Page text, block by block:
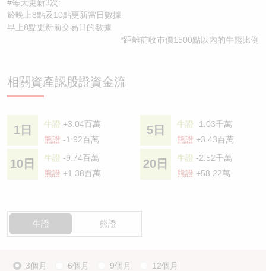
#每天更新3次:
於晚上8點及10點更新當日數據
早上8點更新前交易日的數據
*距離前收巿價1500點以內的牛熊比例
相關資產認股證資金流
1日 牛證 +3.04百萬
熊證 -1.92百萬
5日 牛證 -1.03千萬
熊證 +3.43百萬
10日 牛證 -9.74百萬
熊證 +1.38百萬
20日 牛證 -2.52千萬
熊證 +58.22萬
牛證 熊證
3個月 6個月 9個月 12個月